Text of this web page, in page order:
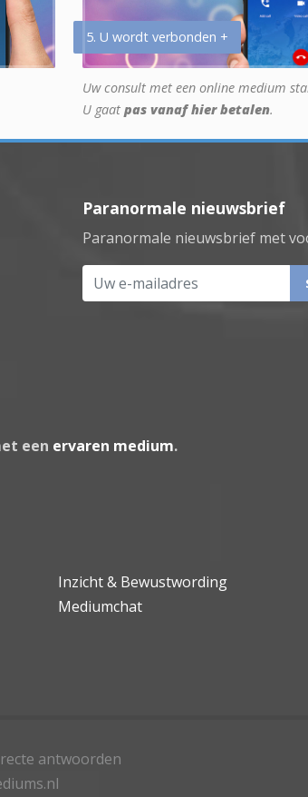
5. U wordt verbonden +
Uw consult met een online medium
U gaat pas vanaf hier betalen.
Paranormale nieuwsbrief
Paranormale nieuwsbrief met
Uw e-mailadres
een ervaren medium.
Inzicht & Bewustwording
Mediumchat
antwoorden